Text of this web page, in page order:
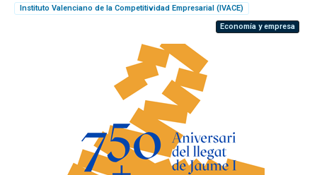
Instituto Valenciano de la Competitividad Empresarial (IVACE)
Economía y empresa